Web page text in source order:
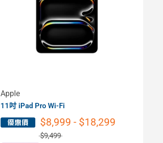
Apple
11吋 iPad Pro Wi-Fi
$8,999 - $18,299
$9,499